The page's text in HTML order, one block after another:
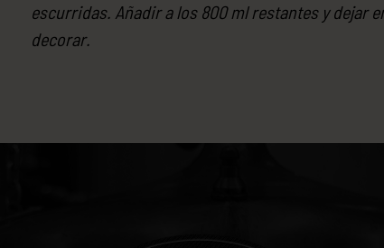
escurridas. Añadir a los 800 ml restantes y dejar
decorar.